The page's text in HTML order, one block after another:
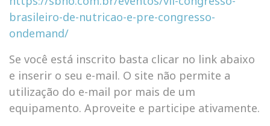
brasileiro-de-nutricao-e-pre-congresso-
ondemand/
Se você está inscrito basta clicar no link abaixo
e inserir o seu e-mail. O site não permite a
utilização do e-mail por mais de um
equipamento. Aproveite e participe ativamente.